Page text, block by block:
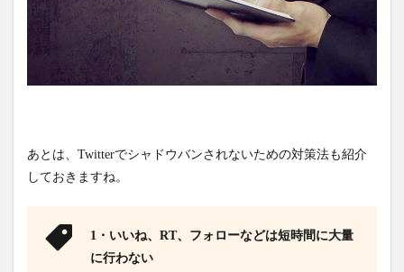
あとは、Twitterでシャドウバンされないための対策法も紹介
しておきますね。
1・いいね、RT、フォローなどは短時間に大量
に行わない